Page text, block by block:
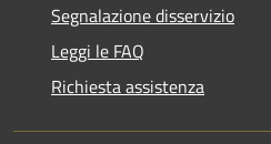
Segnalazione disservizio
Leggi le FAQ
Richiesta assistenza